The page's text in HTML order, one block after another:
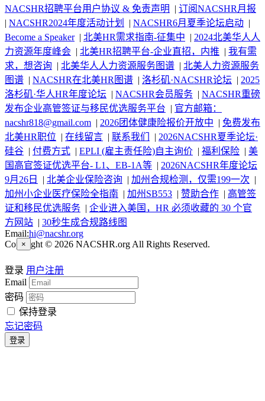
NACSHR招聘平台用户协议 & 免责声明 | 订阅NACSHR月报
| NACSHR2024年度活动计划 | NACSHR6月夏季论坛启动 |
Become a Speaker| 北美HR需求指南-征集中 | 2024北美华人人
力资源年度峰会 | 北美HR招聘平台-企业直招，内推 | 我有需
求，想咨询 | 北美华人人力资源服务图谱 | 北美人力资源服务
图谱 | NACSHR在北美HR图谱 | 洛杉矶·NACSHR论坛 | 2025
洛杉矶·华人HR年度论坛 | NACSHR会员服务 | NACSHR重磅
发布企业高管签证与移民优选服务平台 | 官方邮箱：
nacshr818@gmail.com | 2026团体健康险报价开放中 | 免费发布
北美HR职位 | 在线留言 | 联系我们 | 2026NACSHR夏季论坛·
硅谷 | 付费方式 | EPLI (雇主责任险)自主询价 | 福利保险 | 美
国高官签证优选平台- L1、EB-1A等 | 2026NACSHR年度论坛
9月26日
| 北美企业保险咨询 | 加州合规检测，仅需199一次 |
加州小企业医疗保险全指南 | 加州SB553 | 赞助合作 | 高管签
证和移民优选服务 | 企业进入美国，HR 必须收藏的 30 个官
方网站 | 30秒生成合规路线图
Email:hi@nacshr.org
Copyright © 2026 NACSHR.org All Rights Reserved.
×
登录 用户注册
Email
密码
保持登录
忘记密码
登录